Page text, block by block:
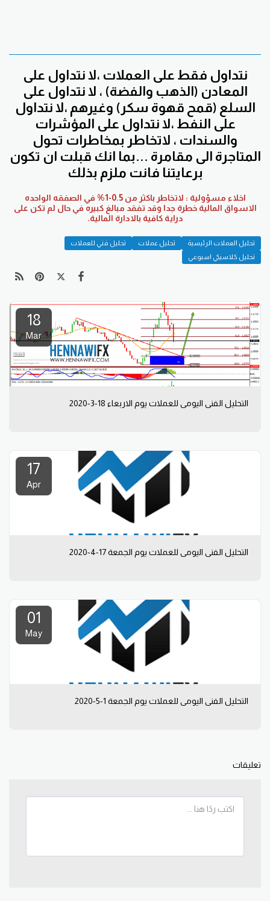
نتداول فقط على العملات ،لا نتداول على
المعادن (الذهب والفضة) ، لا نتداول على
السلع (قمح قهوة سكر) وغيرهم ،لا نتداول
على النفط ،لا نتداول على المؤشرات
والسندات ، لاتخاطر بمخاطرات تحول
المتاجرة الى مقامرة ...بما انك قبلت ان تكون
برعايتنا فانت ملزم بذلك
اخلاء مسؤولية : لاتخاطر باكثر من 0.5-1% في الصفقه الواحده
الاسواق المالية خطرة جدا وقد تفقد مبالغ كبيره في حال لم تكن على
دراية كافية بالادارة المالية.
تحليل العملات الرئيسية تحليل عملات
تحليل فني للعملات
تحليل كلاسيكي اسبوعي
18
Mar
التحليل الفني اليومي للعملات يوم الاربعاء 18-3-2020
17
Apr
التحليل الفني اليومي للعملات يوم الجمعة 17-4-2020
01
May
التحليل الفني اليومي للعملات يوم الجمعة 1-5-2020
تعليقات